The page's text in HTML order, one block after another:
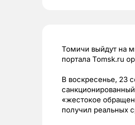
Томичи выйдут на
портала Tomsk.ru
В воскресенье, 23
«жестокое
получил реальных